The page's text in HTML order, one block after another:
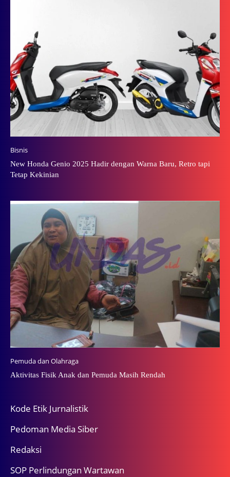
Bisnis
New Honda Genio 2025 Hadir dengan Warna Baru, Retro tapi
Tetap Kekinian
Pemuda dan Olahraga
Aktivitas Fisik Anak dan Pemuda Masih Rendah
Kode Etik Jurnalistik
Pedoman Media Siber
Redaksi
SOP Perlindungan Wartawan